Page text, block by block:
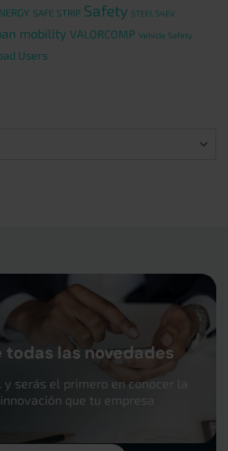
SAFE STRIP Safety STEEL S4EV
mobility VALORCOMP Vehicle Safety
Users
las novedades
serás el primero en conocer la
que tu empresa